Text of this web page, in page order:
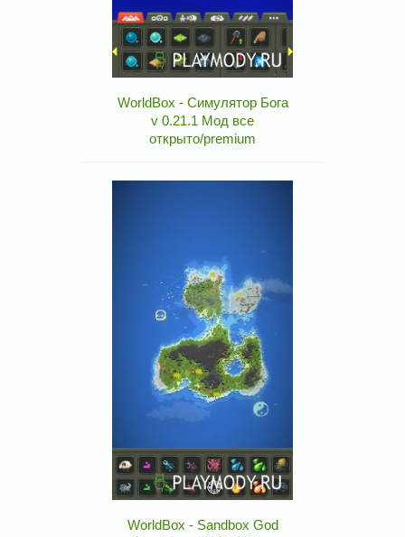
WorldBox - Симулятор Бога
v 0.21.1 Мод все
открыто/premium
WorldBox - Sandbox God